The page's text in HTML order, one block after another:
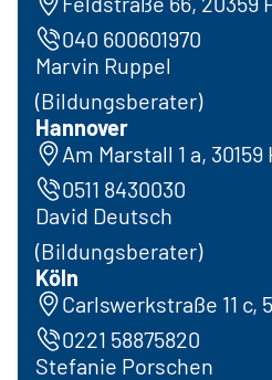
040 600601970
Marvin Ruppel
(Bildungsberater)
Hannover
Am Marstall 1 a,
0511 8430030
David Deutsch
(Bildungsberater)
Köln
Carlswerkstraße 11 c,
0221 58875820
Stefanie Porschen